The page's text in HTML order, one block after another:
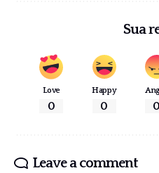
Sua
Love
0
Happy
0 0
Leave a comment